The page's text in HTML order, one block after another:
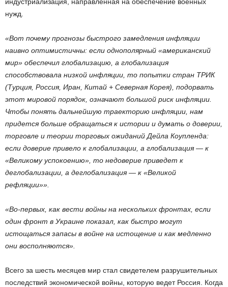
нужд.
«Вот почему прогнозы быстрого замедления инфляции
наивно оптимистичны: если однополярный «американский
мир» обеспечил глобализацию, а глобализация
способствовала низкой инфляции, то попытки стран ТРИК
(Турция, Россия, Иран, Китай + Северная Корея), подорвать
этот мировой порядок, означают большой риск инфляции.
Чтобы понять дальнейшую траекторию инфляции, нам
придется больше обращаться к истории и думать о доверии,
торговле и теории торговых ожиданий Дейла Коупленда:
если доверие привело к глобализации, а глобализация — к
«Великому успокоению», то недоверие приведет к
деглобализации, а деглобализация — к «Великой
рефляции»».
«Во-первых, как вести войны на нескольких фронтах, если
один фронт в Украине показал, как быстро могут
истощаться запасы в войне на истощение и как медленно
они восполняются».
Всего за шесть месяцев мир стал свидетелем разрушительных
последствий экономической войны, которую ведет Россия. Когда